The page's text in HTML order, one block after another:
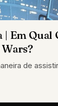
| Em Qual
de